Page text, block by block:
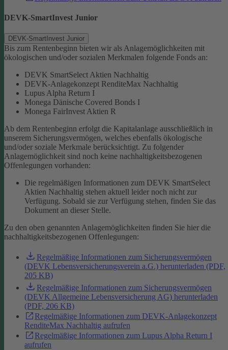
DEVK-SmartInvest Junior
DEVK-SmartInvest Junior
Bis zum Rentenbeginn bieten wir als Anlagemöglichkeiten mit
ökologischen und/oder sozialen Merkmalen folgende Fonds an:
DEVK SmartSelect Aktien Nachhaltig
DEVK-Anlagekonzept RenditeMax Nachhaltig
Lupus Alpha Return I
Monega Dänische Covered Bonds I
Monega FairInvest Aktien R
Ab dem Rentenbeginn erfolgt die Kapitalanlage ausschließlich in
unserem Sicherungsvermögen, welches ebenfalls ökologische
und/oder soziale Merkmale berücksichtigt. Zu folgender
Anlagemöglichkeit sind noch keine nachhaltigkeitsbezogenen
Offenlegungen vorhanden:
Die regelmäßigen Informationen zum DEVK SmartSelect
Aktien Nachhaltig stehen aktuell leider noch nicht zur
Verfügung. Sobald sie zur Verfügung stehen, finden Sie das
Dokument an dieser Stelle.
Zu den oben genannten Anlagemöglichkeiten finden Sie hier die
nachhaltigkeitsbezogenen Offenlegungen:
Regelmäßige Informationen zum Sicherungsvermögen
(DEVK Lebensversicherungsverein a.G.) herunterladen (PDF,
205 KB)
Regelmäßige Informationen zum Sicherungsvermögen
(DEVK Allgemeine Lebensversicherung AG) herunterladen
(PDF, 206 KB)
Regelmäßige Informationen zum DEVK-Anlagekonzept
RenditeMax Nachhaltig aufrufen
Regelmäßige Informationen zum Lupus Alpha Return I
aufrufen